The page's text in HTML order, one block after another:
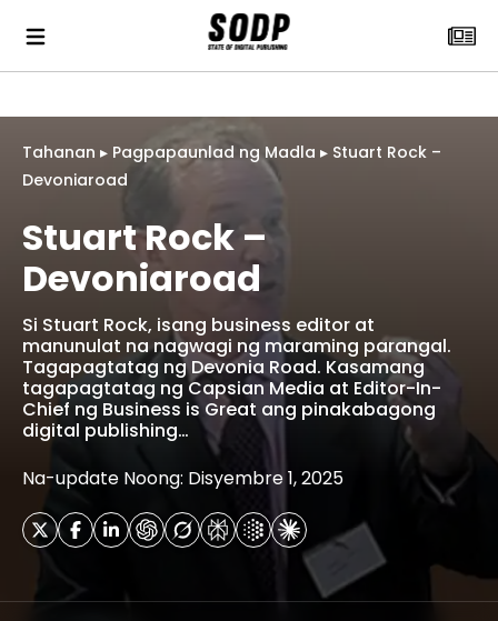
Tahanan ▸ Pagpapaunlad ng Madla ▸ Stuart Rock –
Devoniaroad
Stuart Rock –
Devoniaroad
Si Stuart Rock, isang business editor at
manunulat na nagwagi ng maraming parangal.
Tagapagtatag ng Devonia Road. Kasamang
tagapagtatag ng Capsian Media at Editor-In-
Chief ng Business is Great ang pinakabagong
digital publishing…
Na-update Noong: Disyembre 1, 2025